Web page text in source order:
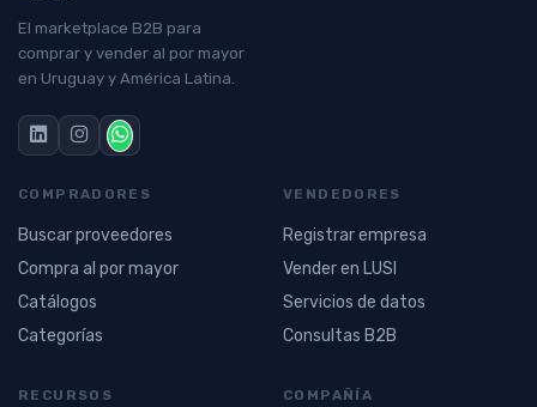
El marketplace B2B para
comprar y vender al por mayor
en Uruguay y América Latina.
COMPRADORES
Buscar proveedores
Compra al por mayor
Catálogos
Categorías
VENDEDORES
Registrar empresa
Vender en LUSI
Servicios de datos
Consultas B2B
RECURSOS COMPAÑÍA